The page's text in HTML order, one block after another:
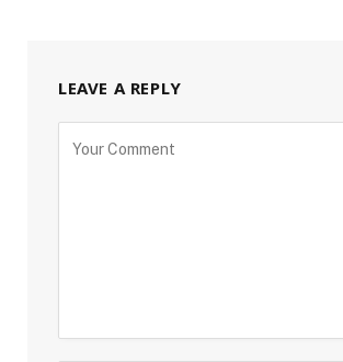
LEAVE A REPLY